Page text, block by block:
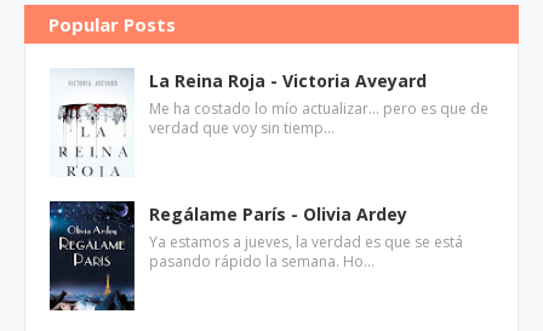
Popular Posts
La Reina Roja - Victoria Aveyard
Me ha costado lo mío actualizar... pero es que de
verdad que voy sin tiemp…
Regálame París - Olivia Ardey
Ya estamos a jueves, la verdad es que se está
pasando rápido la semana. Ho…